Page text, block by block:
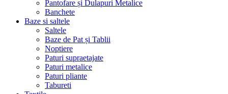
Pantofare și Dulapuri Metalice
Banchete
Baze si saltele
Saltele
Baze de Pat și Tablii
Noptiere
Paturi supraetajate
Paturi metalice
Paturi pliante
Tabureti